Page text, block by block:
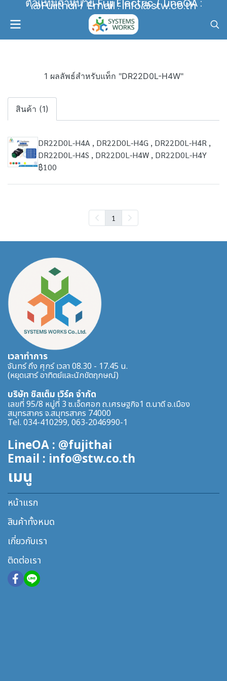
ตัวแทนจำหน่าย Fuji Electric / LineOA :
@Fujithai / Email : info@stw.co.th
1 ผลลัพธ์สำหรับแท็ก "DR22D0L-H4W"
สินค้า (1)
DR22D0L-H4A , DR22D0L-H4G , DR22D0L-H4R ,
DR22D0L-H4S , DR22D0L-H4W , DR22D0L-H4Y
฿100
1
เวลาทำการ
จันทร์ ถึง ศุกร์ เวลา 08.30 - 17.45 น.
(หยุดเสาร์ อาทิตย์และนักขัตฤกษณ์)
บริษัท ซิสเต็ม เวิร์ค จำกัด
เลขที่ 95/8 หมู่ที่ 3 ซ.เจ็ดศอก ถ.เศรษฐกิจ1 ต.นาดี อ.เมือง
สมุทรสาคร จ.สมุทรสาคร 74000
Tel. 034-410299, 063-2046990-1
LineOA : @fujithai
Email : info@stw.co.th
เมนู
หน้าแรก
สินค้าทั้งหมด
เกี่ยวกับเรา
ติดต่อเรา